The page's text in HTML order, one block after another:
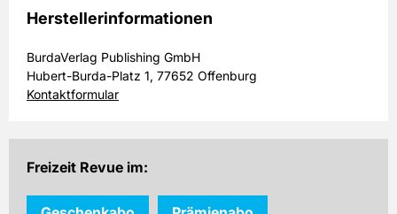
Herstellerinformationen
BurdaVerlag Publishing GmbH
Hubert-Burda-Platz 1, 77652 Offenburg
Kontaktformular
Freizeit Revue im: